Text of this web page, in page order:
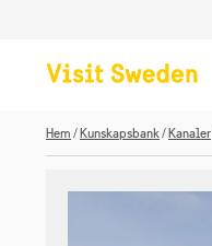
Hem Kunskapsbank Kanaler